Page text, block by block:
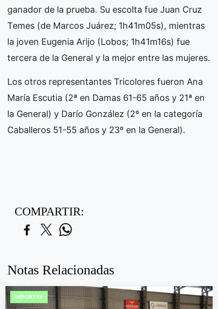
ganador de la prueba. Su escolta fue Juan Cruz
Temes (de Marcos Juárez; 1h41m05s), mientras
la joven Eugenia Arijo (Lobos; 1h41m16s) fue
tercera de la General y la mejor entre las mujeres.
Los otros representantes Tricolores fueron Ana
María Escutia (2ª en Damas 61-65 años y 21ª en
la General) y Darío González (2º en la categoría
Caballeros 51-55 años y 23º en la General).
COMPARTIR:
Notas Relacionadas
DEPORTES